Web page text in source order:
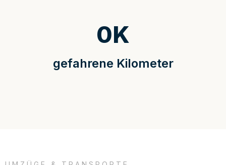
gefahrene Kilometer
0K